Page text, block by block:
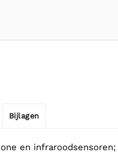
Bijlagen
en